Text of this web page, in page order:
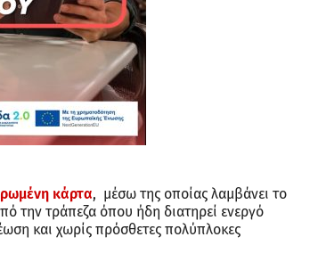
κάρτα, μέσω της οποίας λαμβάνει το
την τράπεζα όπου ήδη διατηρεί ενεργό
και χωρίς πρόσθετες πολύπλοκες